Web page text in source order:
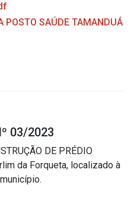
POSTO SAÚDE TAMANDUÁ
03/2023
DE PRÉDIO
da Forqueta, localizado à